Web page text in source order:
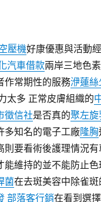
壓機好康優惠與活動
汽車借款兩岸三地色
作常期性的服務洢蓮
太多 正常皮膚組織的
徵信社是否真的聚左旋
多知名的電子工廠隆胸
要看術後護理情況
能維持的並不能防止
菌在去斑美容中除雀
部落客行銷在看到選擇